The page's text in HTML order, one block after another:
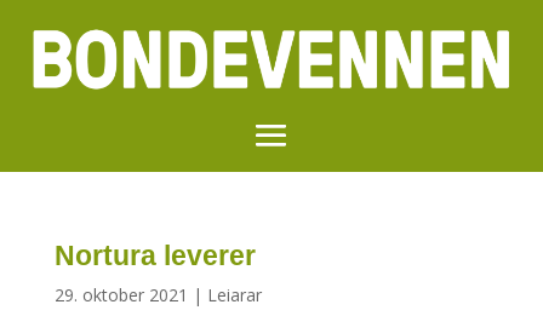
Nortura leverer
29. oktober 2021 | Leiarar